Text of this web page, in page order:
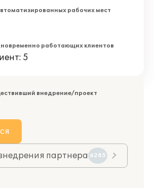
рабочих мест
работающих клиентов
5
внедрение/проект
партнера 6285